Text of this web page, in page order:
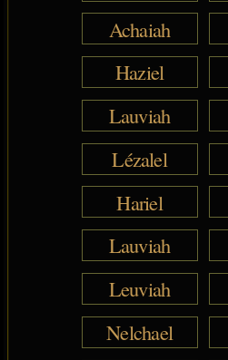
Achaiah
Haziel
Lauviah
Lézalel
Hariel
Lauviah
Leuviah
Nelchael